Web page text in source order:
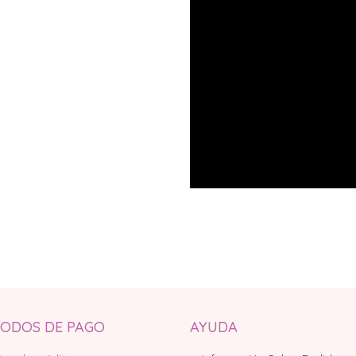
DE PAGO AYUDA